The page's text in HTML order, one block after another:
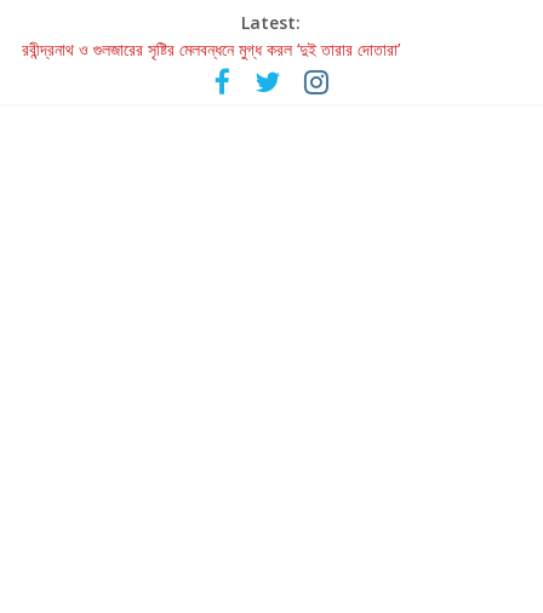
Latest:
রবীন্দ্রনাথ ও গুলজারের সৃষ্টির মেলবন্ধনে মুগ্ধ করল ‘দুই তারার দোতারা’
কলের গান থেকে রীলস্ — বাঙালির গান শোনার বিবর্তনের গল্প